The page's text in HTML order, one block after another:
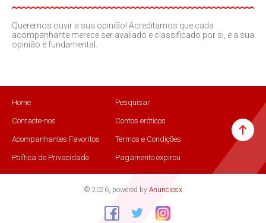
Queremos ouvir a sua opinião! Acreditamos que cada
acompanhante merece ser avaliado e classificado por si, e a sua
opinião é fundamental.
Home Pesquisar
Contacte-nos Contos eróticos
Acompanhantes Favoritos Termos e Condições
Política de Privacidade Pagamento expirou
© 2026, powered by Anunciosx